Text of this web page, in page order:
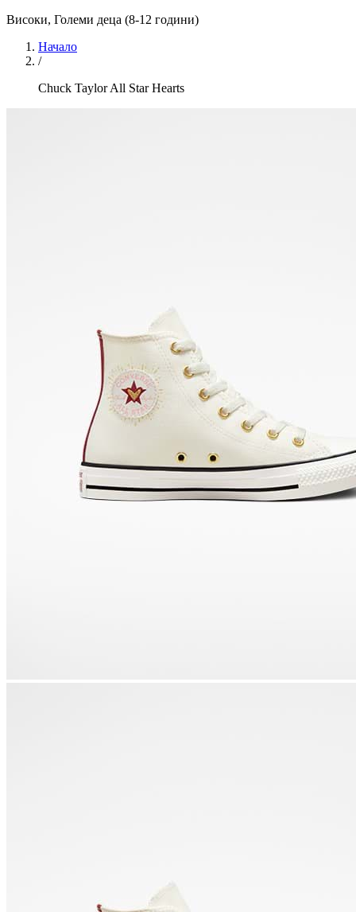
Високи, Големи деца (8-12 години)
Начало
/
Chuck Taylor All Star Hearts